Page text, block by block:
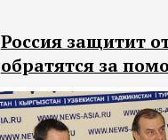
Россия защитит
обратятся за